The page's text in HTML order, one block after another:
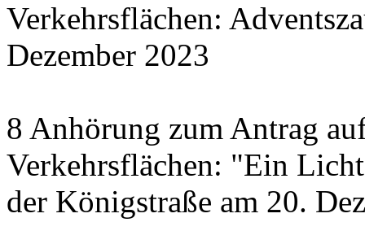
Verkehrsflächen:
Dezember 2023
8 Anhörung zum Antrag
Verkehrsflächen: "Ein
der Königstraße am 20.